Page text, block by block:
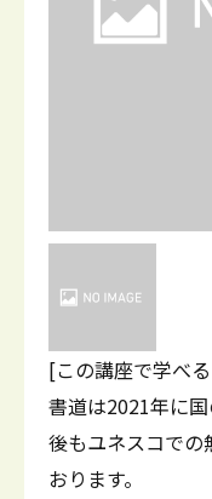
[この講座で学べ
書道は2021年に
後もユネスコでの
おります。